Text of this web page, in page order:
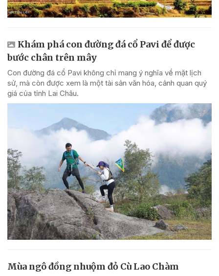
Khám phá con đường đá cổ Pavi để được
bước chân trên mây
Con đường đá cổ Pavi không chỉ mang ý nghĩa về mặt lịch
sử, mà còn được xem là một tài sản văn hóa, cảnh quan quý
giá của tỉnh Lai Châu.
Mùa ngô đồng nhuộm đỏ Cù Lao Chàm